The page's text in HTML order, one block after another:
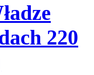
220